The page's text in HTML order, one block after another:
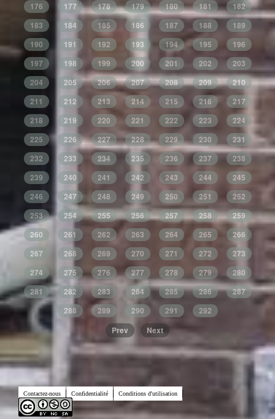
176
177 178 179 180 181
182
183
184 185 186 187 188
189
190
191 192 193 194 195
196
197
198 199 200 201 202
203
204
205 206 207 208 209
210
211
212 213 214 215 216
217
218
219 220 221 222 223
224
225
226 227 228 229 230
231
232
233 234 235 236 237
238
239
240 241 242 243 244
245
246
247 248 249 250 251
252
253
254 255 256 257 258
259
260
261 262 263 264 265
266
267
268 269 270 271 272
273
274
275 276 277 278 279
280
281
282 283 284 285 286
287
288
289 290 291
292
Prev
Next
Contactez-nous Confidentialité Conditions d'utilisation